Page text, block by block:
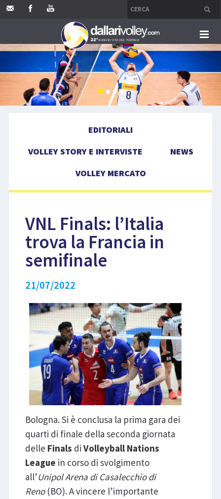
HOME
EDITORIALI
VOLLEY MERCATO
COMPETIZIONI
EVENTI
LIBRI
EDITORIALI
VOLLEY STORY E INTERVISTE
NEWS
VOLLEY MERCATO
VNL Finals: l’Italia
trova la Francia in
semifinale
21/07/2022
Bologna. Si è conclusa la prima gara dei
quarti di finale della seconda giornata
delle Finals di Volleyball Nations
League in corso di svolgimento
all’UnipolArena di Casalecchio di
Reno (BO). A vincere l’importante